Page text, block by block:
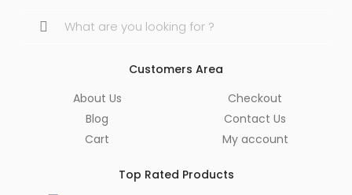
Search
Customers Area
About Us
Blog
Cart
Checkout
Contact Us
My account
Top Rated Products